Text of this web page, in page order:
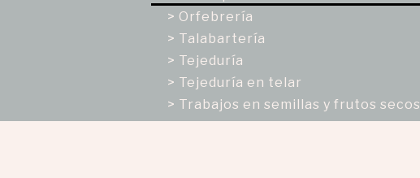
> Orfebrería
> Talabartería
> Tejeduría
> Tejeduría en telar
> Trabajos en semillas y frutos secos